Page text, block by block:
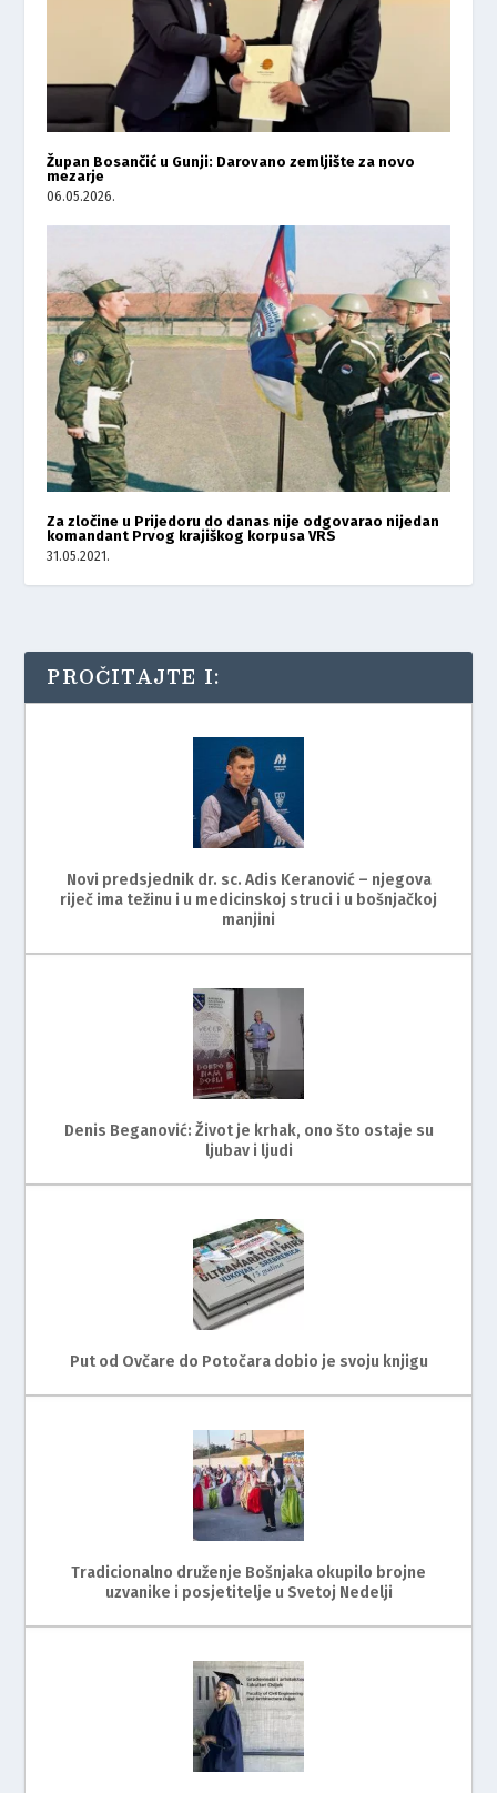
Župan Bosančić u Gunji: Darovano zemljište za novo
mezarje
06.05.2026.
Za zločine u Prijedoru do danas nije odgovarao nijedan
komandant Prvog krajiškog korpusa VRS
31.05.2021.
PROČITAJTE I:
Novi predsjednik dr. sc. Adis Keranović – njegova
riječ ima težinu i u medicinskoj struci i u bošnjačkoj
manjini
Denis Beganović: Život je krhak, ono što ostaje su
ljubav i ljudi
Put od Ovčare do Potočara dobio je svoju knjigu
Tradicionalno druženje Bošnjaka okupilo brojne
uzvanike i posjetitelje u Svetoj Nedelji